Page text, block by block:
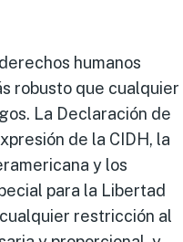
humanos
robusto que cualquier
La Declaración de
de la CIDH, la
y los
para la Libertad
restricción al